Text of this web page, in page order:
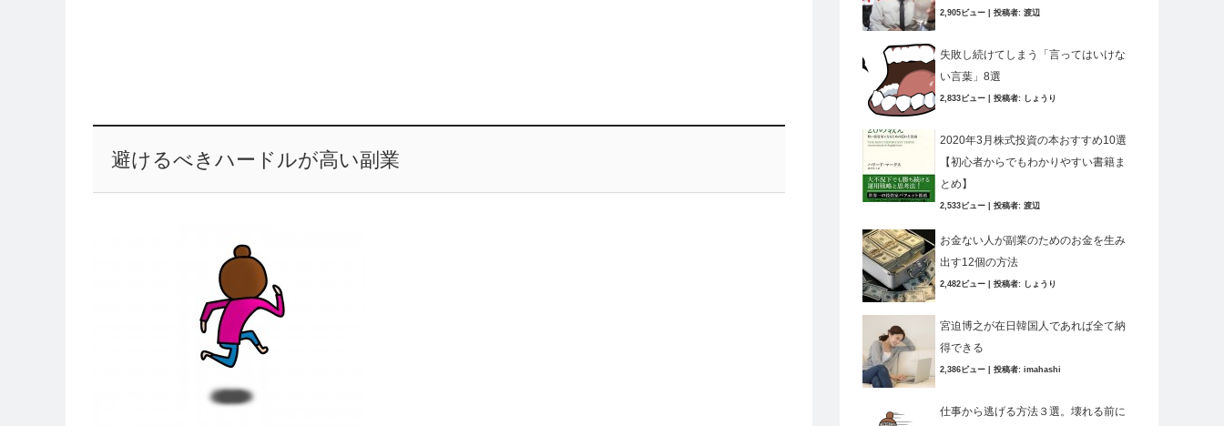
避けるべきハードルが高い副業
2,905ビュー 投稿者: 渡辺
失敗し続けてしまう「言ってはいけな
い言葉」8選
2,833ビュー 投稿者: しょうり
2020年3月株式投資の本おすすめ10選
【初心者からでもわかりやすい書籍ま
とめ】
2,533ビュー 投稿者: 渡辺
お金ない人が副業のためのお金を生み
出す12個の方法
2,482ビュー 投稿者: しょうり
宮迫博之が在日韓国人であれば全て納
得できる
2,386ビュー 投稿者: imahashi
仕事から逃げる方法３選。壊れる前に